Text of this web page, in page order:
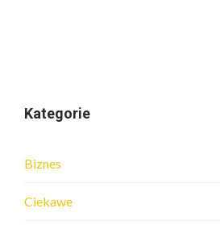
Kategorie
Biznes
Ciekawe